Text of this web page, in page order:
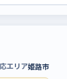
エリア姫路市